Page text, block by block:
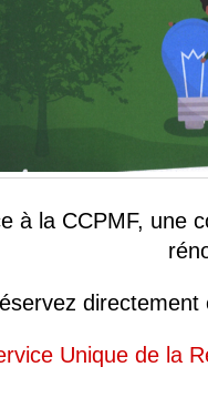
à la CCPMF, une
Unique de la